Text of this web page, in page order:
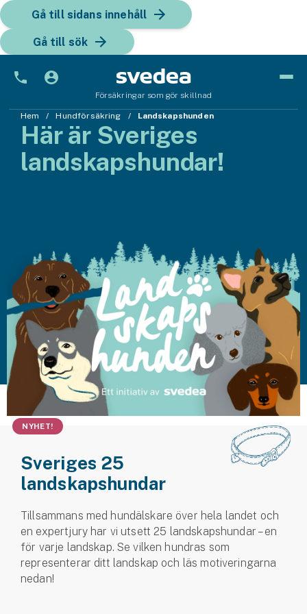
Gå till sidans innehåll
Gå till sök
Försäkringar som gör skillnad
Bil
ATV-försäkring
Släpvagnsförsäkring
Husvagnsförsäkring
Motorcykel
Mc-försäkring
Märkesförsäkringar
Båt
Båtförsäkring
Vattenskoterförsäkring
Sportfiskarna
Hem Hundförsäkring Landskapshunden
Här är Sveriges
landskaps­hundar!
NYHET!
Sveriges 25
landskapshundar
Tillsammans med hundälskare över hela landet och
en expertjury har vi utsett 25 landskapshundar – en
för varje landskap. Se vilken hundras som
representerar ditt landskap och läs motiveringarna
nedan!